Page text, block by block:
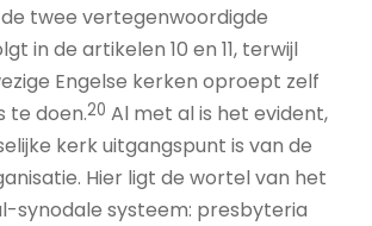
twee vertegenwoordigde
in de artikelen 10 en 11, terwijl
Engelse kerken oproept zelf
te doen.20 Al met al is het evident,
kerk uitgangspunt is van de
Hier ligt de wortel van het
synodale systeem: presbyteria